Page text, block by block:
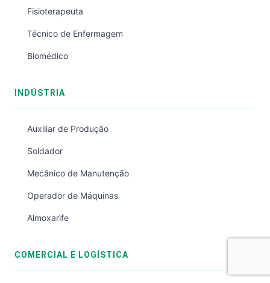
Fisioterapeuta
Técnico de Enfermagem
Biomédico
INDÚSTRIA
Auxiliar de Produção
Soldador
Mecânico de Manutenção
Operador de Máquinas
Almoxarife
COMERCIAL E LOGÍSTICA